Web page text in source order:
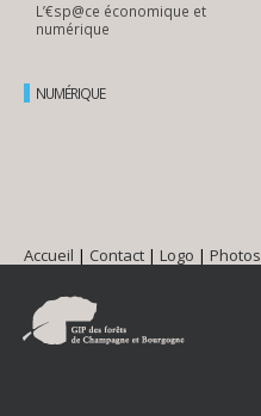
L’€sp@ce économique et
numérique
NUMÉRIQUE
Accueil | Contact | Logo | Photos